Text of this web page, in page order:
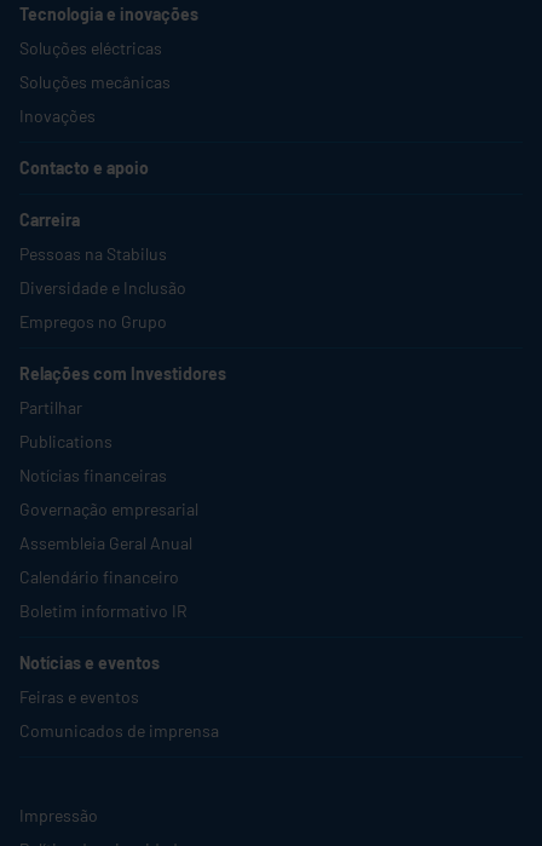
Tecnologia e inovações
Soluções eléctricas
Soluções mecânicas
Inovações
Contacto e apoio
Carreira
Pessoas na Stabilus
Diversidade e Inclusão
Empregos no Grupo
Relações com Investidores
Partilhar
Publications
Notícias financeiras
Governação empresarial
Assembleia Geral Anual
Calendário financeiro
Boletim informativo IR
Notícias e eventos
Feiras e eventos
Comunicados de imprensa
Impressão